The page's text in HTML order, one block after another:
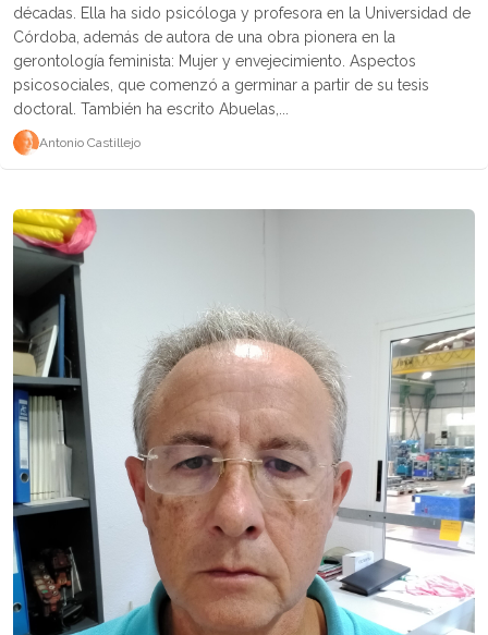
décadas. Ella ha sido psicóloga y profesora en la Universidad de
Córdoba, además de autora de una obra pionera en la
gerontología feminista: Mujer y envejecimiento. Aspectos
psicosociales, que comenzó a germinar a partir de su tesis
doctoral. También ha escrito Abuelas,...
Antonio Castillejo